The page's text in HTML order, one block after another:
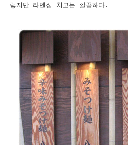
렇지만 라멘집 치고는 깔끔하다.